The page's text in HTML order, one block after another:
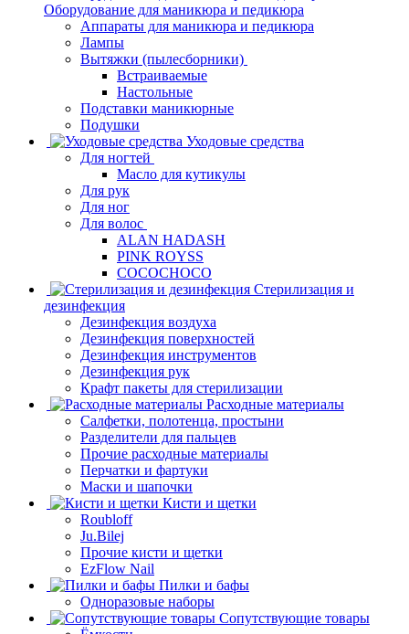
Оборудование для маникюра и педикюра
Аппараты для маникюра и педикюра
Лампы
Вытяжки (пылесборники)
Встраиваемые
Настольные
Подставки маникюрные
Подушки
Уходовые средства
Для ногтей
Масло для кутикулы
Для рук
Для ног
Для волос
ALAN HADASH
PINK ROYSS
COCOCHOCO
Стерилизация и
дезинфекция
Дезинфекция воздуха
Дезинфекция поверхностей
Дезинфекция инструментов
Дезинфекция рук
Крафт пакеты для стерилизации
Расходные материалы
Салфетки, полотенца, простыни
Разделители для пальцев
Прочие расходные материалы
Перчатки и фартуки
Маски и шапочки
Кисти и щетки
Roubloff
Ju.Bilej
Прочие кисти и щетки
EzFlow Nail
Пилки и бафы
Одноразовые наборы
Сопутствующие товары